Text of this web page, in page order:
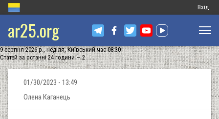
Меню
запису
Вхід
ar25.org
9 серпня 2026 р., неділя, Київський час 08:30
Статей за останні 24 години — 2
01/30/2023 - 13:49
Олена Каганець